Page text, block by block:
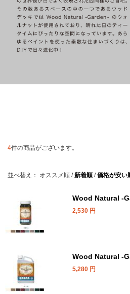
4件の商品がございます。
並べ替え： オススメ順 /新着順 /価格が安い
Wood Natural -
2,530 円
Wood Natural -
5,280 円